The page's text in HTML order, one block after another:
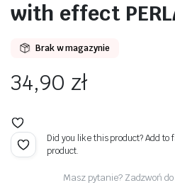
with effect
Brak w magazynie
34,90 zł
Did you like this product? Add to
product.
Masz pytanie? Zadzwoń